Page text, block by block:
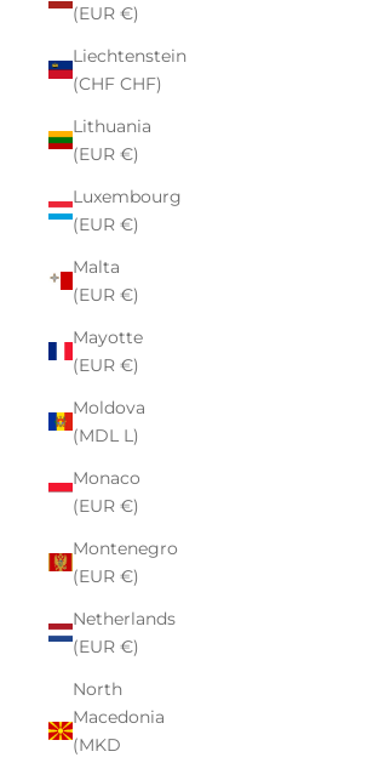
(EUR €)
Liechtenstein
(CHF CHF)
Lithuania
(EUR €)
Luxembourg
(EUR €)
Malta
(EUR €)
Mayotte
(EUR €)
Moldova
(MDL L)
Monaco
(EUR €)
Montenegro
(EUR €)
Netherlands
(EUR €)
North
Macedonia
(MKD